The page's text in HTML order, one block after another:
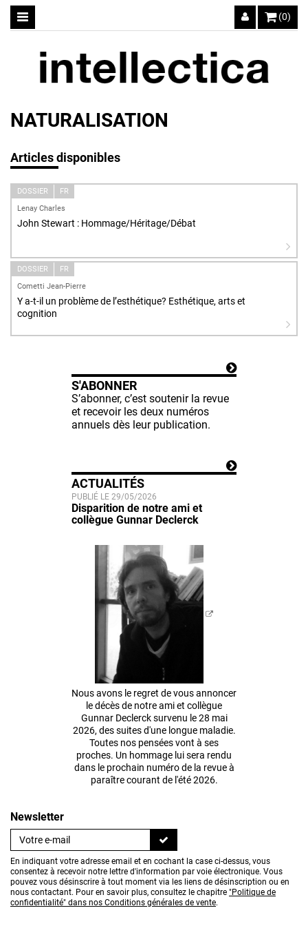
(0)
NATURALISATION
Articles disponibles
DOSSIER
FR
Lenay Charles
John Stewart : Hommage/Héritage/Débat
DOSSIER
FR
Cometti Jean-Pierre
Y a-t-il un problème de l’esthétique? Esthétique, arts et
cognition
S'ABONNER
S’abonner, c’est soutenir la revue
et recevoir les deux numéros
annuels dès leur publication.
ACTUALITÉS
PUBLIÉ LE 29/05/2026
Disparition de notre ami et
collègue Gunnar Declerck
Nous avons le regret de vous annoncer
le décès de notre ami et collègue
Gunnar Declerck survenu le 28 mai
2026, des suites d'une longue maladie.
Toutes nos pensées vont à ses
proches. Un hommage lui sera rendu
dans le prochain numéro de la revue à
paraître courant de l'été 2026.
Newsletter
En indiquant votre adresse email et en cochant la case ci-dessus, vous
consentez à recevoir notre lettre d'information par voie électronique. Vous
pouvez vous désinscrire à tout moment via les liens de désinscription ou en
nous contactant. Pour en savoir plus, consultez le chapitre "Politique de
confidentialité" dans nos Conditions générales de vente.